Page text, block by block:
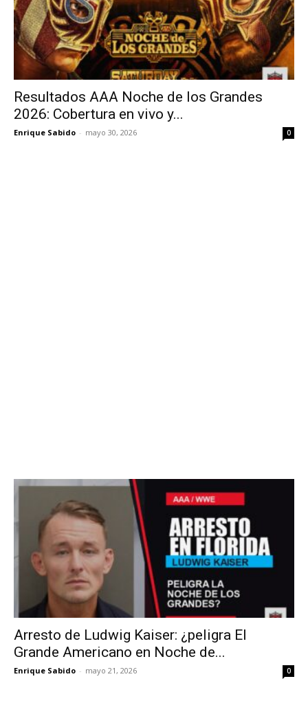
Resultados AAA Noche de los Grandes
2026: Cobertura en vivo y...
Enrique Sabido - mayo 30, 2026 0
Arresto de Ludwig Kaiser: ¿peligra El
Grande Americano en Noche de...
Enrique Sabido - mayo 21, 2026 0